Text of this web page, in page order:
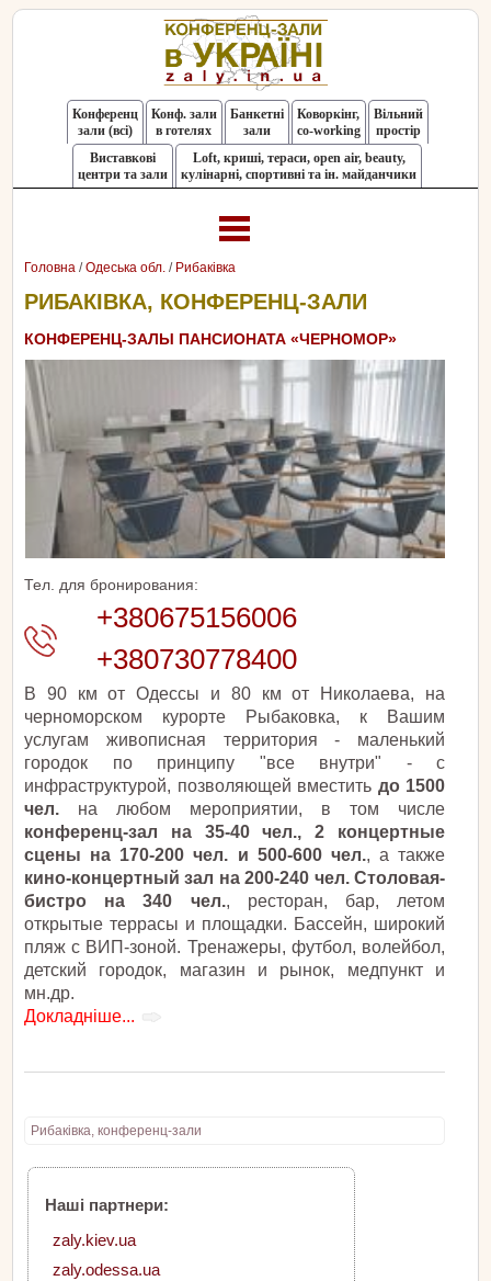
Конференц
зали (всі)
Конф. зали
в готелях
Банкетні
зали
Коворкінг,
co-working
Вільний
простір
Виставкові
центри та зали
Loft, криші, тераси, оpen air, beauty,
кулінарні, спортивні та ін. майданчики
Головна /Одеська обл. / Рибаківка
РИБАКІВКА, КОНФЕРЕНЦ-ЗАЛИ
КОНФЕРЕНЦ-ЗАЛЫ ПАНСИОНАТА «ЧЕРНОМОР»
Тел. для бронирования:
+380675156006
+380730778400
В 90 км от Одессы и 80 км от Николаева, на
черноморском курорте Рыбаковка, к Вашим
услугам живописная территория - маленький
городок по принципу "все внутри" - с
инфраструктурой, позволяющей вместить до 1500
чел. на любом мероприятии, в том числе
конференц-зал на 35-40 чел., 2 концертные
сцены на 170-200 чел. и 500-600 чел., а также
кино-концертный зал на 200-240 чел. Столовая-
бистро на 340 чел., ресторан, бар, летом
открытые террасы и площадки. Бассейн, широкий
пляж с ВИП-зоной. Тренажеры, футбол, волейбол,
детский городок, магазин и рынок, медпункт и
мн.др.
Докладніше...
Рибаківка, конференц-зали
Наші партнери:
zaly.kiev.ua
zaly.odessa.ua